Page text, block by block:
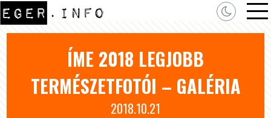
ÍME 2018 LEGJOBB
TERMÉSZETFOTÓI – GALÉRIA
2018.10.21